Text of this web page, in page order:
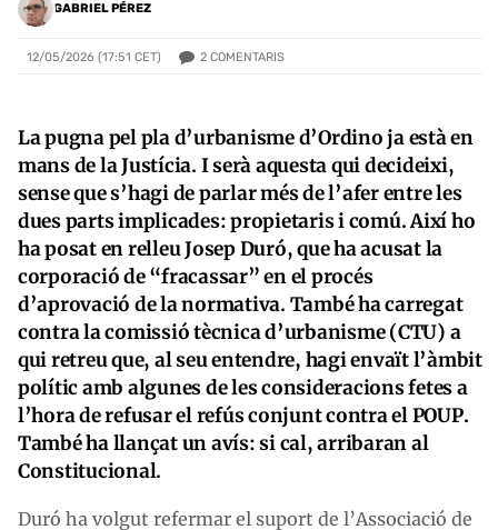
GABRIEL PÉREZ
12/05/2026 (17:51 CET) 2 COMENTARIS
La pugna pel pla d’urbanisme d’Ordino ja està en
mans de la Justícia. I serà aquesta qui decideixi,
sense que s’hagi de parlar més de l’afer entre les
dues parts implicades: propietaris i comú. Així ho
ha posat en relleu Josep Duró, que ha acusat la
corporació de “fracassar” en el procés
d’aprovació de la normativa. També ha carregat
contra la comissió tècnica d’urbanisme (CTU) a
qui retreu que, al seu entendre, hagi envaït l’àmbit
polític amb algunes de les consideracions fetes a
l’hora de refusar el refús conjunt contra el POUP.
També ha llançat un avís: si cal, arribaran al
Constitucional.
Duró ha volgut refermar el suport de l’Associació de